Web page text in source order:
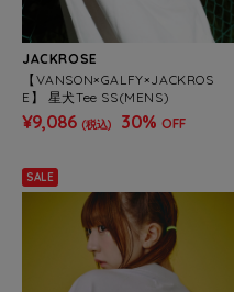
JACKROSE
【VANSON×GALFY×JACKROS
E】 星犬Tee SS(MENS)
¥9,086 (税込) 30% OFF
SALE